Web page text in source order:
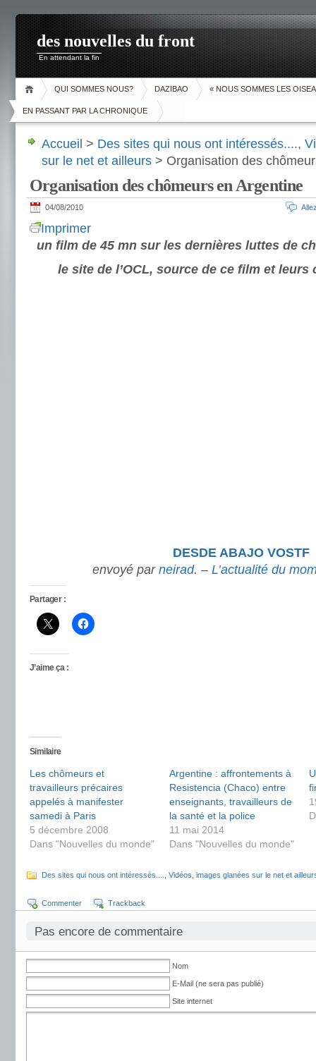
des nouvelles du front
En attendant la fin
QUI SOMMES NOUS? DAZIBAO « NOUS SOMMES LES
EN PASSANT PAR LA CHRONIQUE
Accueil > Des sites qui nous ont intéressés....,
sur le net et ailleurs > Organisation des
Organisation des chômeurs en Argentine
04/08/2010
Imprimer
un film de 45 mn sur les dernières luttes de
le site de l’OCL, source de ce film et
DESDE ABAJO VOSTF
envoyé par neirad. – L’actualité du
Partager :
J’aime ça :
Similaire
Les chômeurs et
travailleurs précaires
appelés à manifester
samedi à Paris
5 décembre 2008
Dans "Nouvelles du monde"
Argentine : affrontements à
Resistencia (Chaco) entre
enseignants, travailleurs de
la santé et la police
11 mai 2014
Dans "Nouvelles du monde"
Des sites qui nous ont intéressés.... Vidéos, images glanées sur le net et
Commenter Trackback
Pas encore de commentaire
Nom
E-Mail (ne sera pas publié)
Site internet